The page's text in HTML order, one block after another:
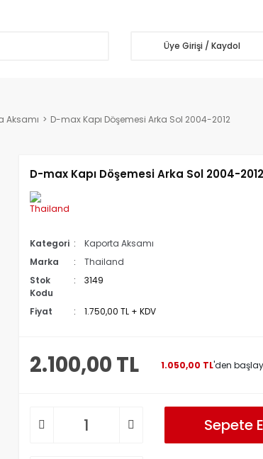
Üye Girişi / Kaydol
Aksamı D-max Kapı Döşemesi Arka Sol 2004-2012
D-max Kapı Döşemesi Arka Sol 2004-2012
Kategori
Kaporta Aksamı
Marka
Thailand
Stok
Kodu
3149
Fiyat 1.750,00 TL + KDV
2.100,00 TL 1.050,00 TL'den
Sepete